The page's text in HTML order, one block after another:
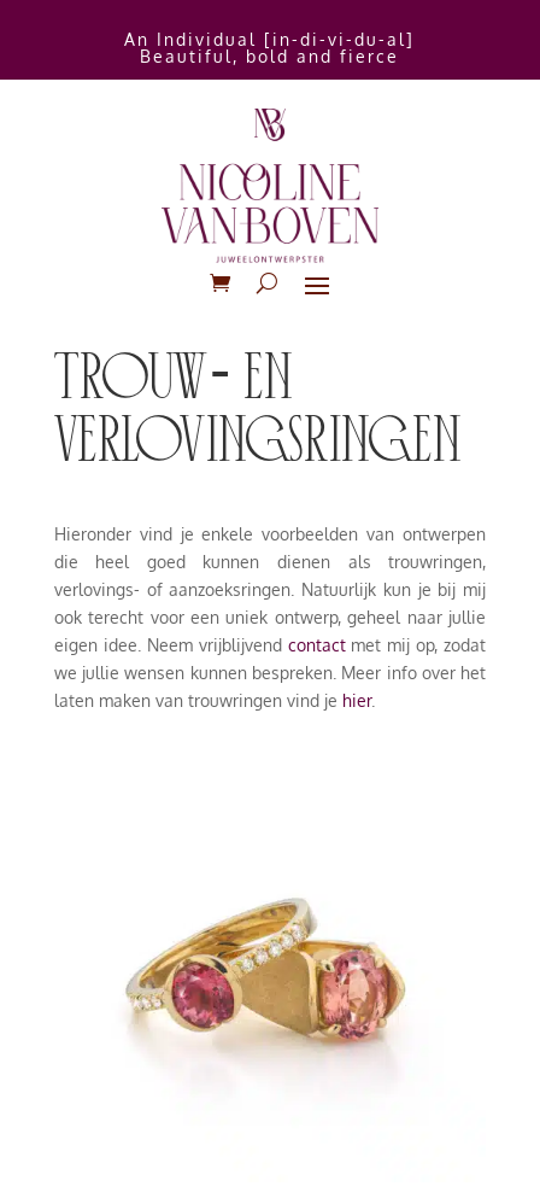
An Individual [in-di-vi-du-al]
Beautiful, bold and fierce
trouw- en
verlovingsringen
Hieronder vind je enkele voorbeelden van ontwerpen
die heel goed kunnen dienen als trouwringen,
verlovings- of aanzoeksringen. Natuurlijk kun je bij mij
ook terecht voor een uniek ontwerp, geheel naar jullie
eigen idee. Neem vrijblijvend contactmet mij op, zodat
we jullie wensen kunnen bespreken. Meer info over het
laten maken van trouwringen vind je hier.